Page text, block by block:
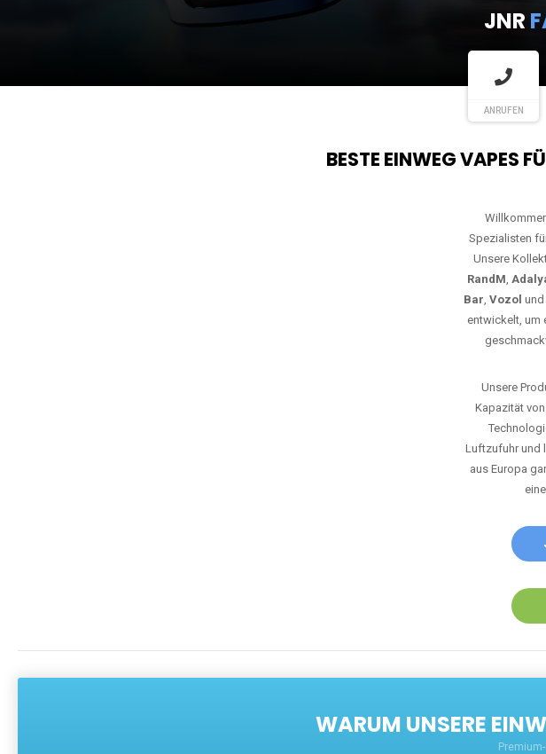
JNR
ANRUFEN
BESTE EINWEG VAPES
Spezialisten
Unsere
RandM,
Bar, Vozol und
entwickelt, um
Unsere
Kapazität
Luftzufuhr und
aus Europa
WARUM UNSERE